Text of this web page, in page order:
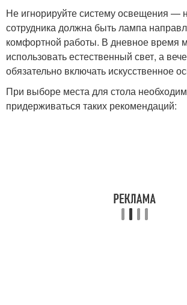
Не игнорируйте систему освещения —
сотрудника должна быть лампа
комфортной работы. В дневное время
использовать естественный свет, а
обязательно включать искусственное
При выборе места для стола
придерживаться таких рекомендаций: